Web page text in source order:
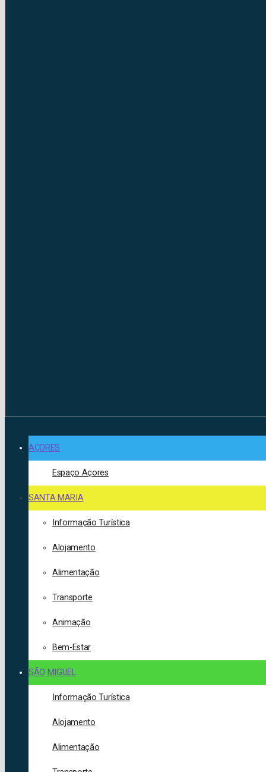
AÇORES
Espaço Açores
SANTA MARIA
Informação Turística
Alojamento
Alimentação
Transporte
Animação
Bem-Estar
SÃO MIGUEL
Informação Turística
Alojamento
Alimentação